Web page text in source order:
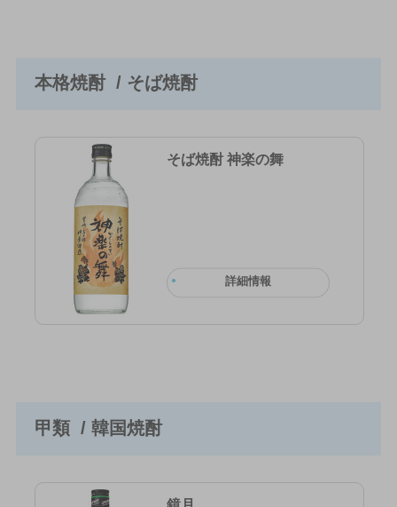
本格焼酎 / そば焼酎
そば焼酎 神楽の舞
詳細情報
甲類 / 韓国焼酎